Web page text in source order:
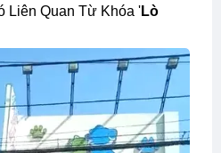
Liên Quan Từ Khóa 'Lò